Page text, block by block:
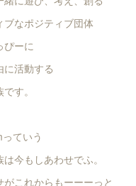
ブなポジティブ団体
ぴーに
に活動する
す。
ていう
今もしあわせでふ。
がこれからもーーーっと